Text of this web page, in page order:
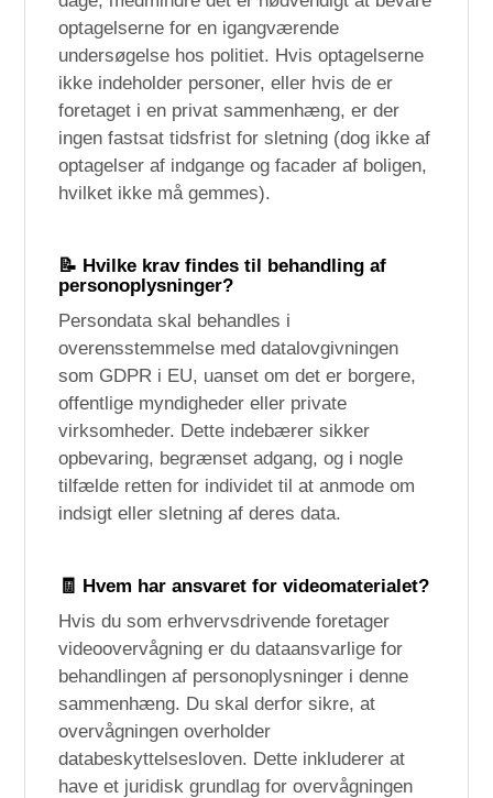
optagelserne for en igangværende
undersøgelse hos politiet. Hvis optagelserne
ikke indeholder personer, eller hvis de er
foretaget i en privat sammenhæng, er der
ingen fastsat tidsfrist for sletning (dog ikke af
optagelser af indgange og facader af boligen,
hvilket ikke må gemmes).
📝 Hvilke krav findes til behandling af
personoplysninger?
Persondata skal behandles i
overensstemmelse med datalovgivningen
som GDPR i EU, uanset om det er borgere,
offentlige myndigheder eller private
virksomheder. Dette indebærer sikker
opbevaring, begrænset adgang, og i nogle
tilfælde retten for individet til at anmode om
indsigt eller sletning af deres data.
🧾 Hvem har ansvaret for videomaterialet?
Hvis du som erhvervsdrivende foretager
videoovervågning er du dataansvarlige for
behandlingen af personoplysninger i denne
sammenhæng. Du skal derfor sikre, at
overvågningen overholder
databeskyttelsesloven. Dette inkluderer at
have et juridisk grundlag for overvågningen